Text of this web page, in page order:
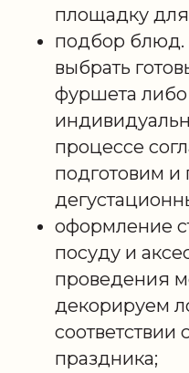
площадку для
подбор блюд.
выбрать
фуршета
процессе
подготовим и
оформление
посуду и
проведения
декорируем
соответствии
праздника;